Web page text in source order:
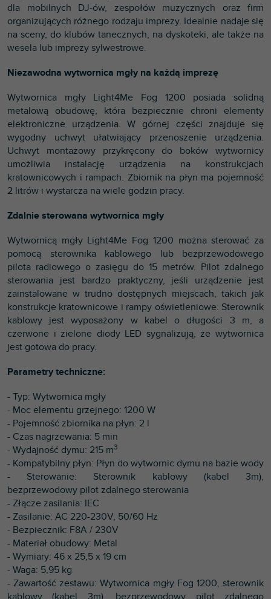
dla mobilnych DJ-ów, zespołów muzycznych oraz firm
organizujących różnego rodzaju imprezy. Idealnie nadaje się
na sceny, do klubów tanecznych, na dyskoteki, ale także na
wesela lub imprezy sylwestrowe.
Niezawodna wytwornica mgły na każdą imprezę
Wytwornica mgły Light4Me Fog 1200 posiada solidną
metalową obudowę, która bezpiecznie chroni elementy
elektroniczne urządzenia. W górnej części znajduje się
wygodny uchwyt ułatwiający przenoszenie urządzenia.
Uchwyt montażowy przykręcony do boków wytwornicy
umożliwia instalację urządzenia na konstrukcjach
kratownicowych i rampach. Zbiornik na płyn ma pojemność
2 litrów i wystarcza na wiele godzin pracy.
Zdalnie sterowana wytwornica mgły
Wytwornicą mgły Light4Me Fog 1200 można sterować za
pomocą sterownika kablowego lub bezprzewodowego
pilota radiowego o zasięgu do 15 metrów. Pilot zdalnego
sterowania jest bardzo praktyczny, jeśli urządzenie jest
zainstalowane w trudno dostępnych miejscach, takich jak
konstrukcje kratownicowe i rampy oświetleniowe. Sterownik
kablowy jest wyposażony w kabel o długości 3 m, a
czerwone i zielone diody LED sygnalizują, że wytwornica
jest gotowa do pracy.
Parametry techniczne:
- Typ: Wytwornica mgły
- Moc elementu grzejnego: 1200 W
- Pojemność zbiornika na płyn: 2 l
- Czas nagrzewania: 5 min
- Wydajność dymu: 215 m3
- Kompatybilny płyn: Płyn do wytwornic dymu na bazie wody
- Sterowanie: Sterownik kablowy (kabel 3m),
bezprzewodowy pilot zdalnego sterowania
- Złącze zasilania: IEC
- Zasilanie: AC 220-230V, 50/60 Hz
- Bezpiecznik: F8A / 230V
- Materiał obudowy: Metal
- Wymiary: 46 x 25,5 x 19 cm
- Waga: 5,95 kg
- Zawartość zestawu: Wytwornica mgły Fog 1200, sterownik
kablowy (kabel 3m), bezprzewodowy pilot zdalnego